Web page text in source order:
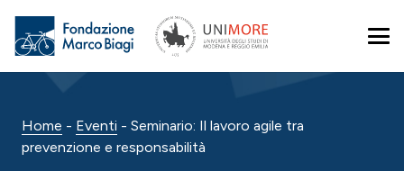
Home - Eventi - Seminario: Il lavoro agile tra
prevenzione e responsabilità